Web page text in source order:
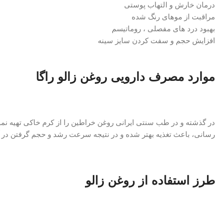
درمان خارش و التهاب پوستی
مراقبت از موهای رنگ شده
بهبود درد های مفصلی ، روماتیسم
افزایش حجم و سفت کردن سایز سینه
موارد مصرف دارویی روغن زالو راگا
در گذشته و در طب سنتی ایرانی روغن خراطین را از کرم خاکی تهیه
رسانی، باعث تغذیه بهتر شده و در نتیجه سرعت رشد و حجم گرفتن
طرز استفاده از روغن زالو